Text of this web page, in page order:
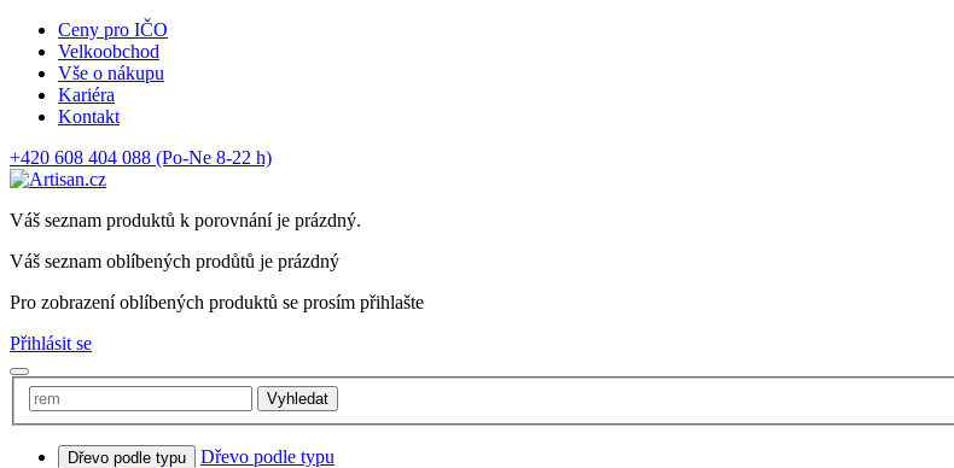
Ceny pro IČO
Velkoobchod
Vše o nákupu
Kariéra
Kontakt
+420 608 404 088 (Po-Ne 8-22 h)
Váš seznam produktů k porovnání je prázdný.
Váš seznam oblíbených prodůtů je prázdný
Pro zobrazení oblíbených produktů se prosím přihlašte
Přihlásit se
Vyhledat
Dřevo podle typu
Dřevo podle typu